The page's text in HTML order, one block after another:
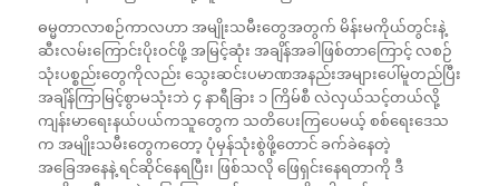
ဓမ္မတာလာစဉ်ကာလဟာ အမျိုးသမီးတွေအတွက် ‌မိန်းမကိုယ်တွင်းနဲ့
ဆီးလမ်းကြောင်းပိုးဝင်ဖို့ အမြင့်ဆုံး အချိန်အခါဖြစ်တာကြောင့် လစဉ်
သုံးပစ္စည်းတွေကိုလည်း သွေးဆင်းပမာဏအနည်းအများပေါ်မူတည်ပြီး
အချိန်ကြာမြင့်စွာမသုံးဘဲ ၄ နာရီခြား ၁ ကြိမ်စီ လဲလှယ်သင့်တယ်လို့
ကျန်းမာရေးနယ်ပယ်ကသူတွေက သတိပေးကြပေမယ့် စစ်ရေးဒေသ
က အမျိုးသမီးတွေကတော့ ပုံမှန်သုံးစွဲဖို့တောင် ခက်ခဲနေတဲ့
အခြေအနေနဲ့ ရင်ဆိုင်နေရပြီး၊ ဖြစ်သလို ဖြေရှင်းနေရတာကို ဒီ